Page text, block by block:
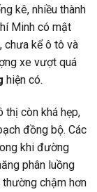
kê, nhiều thành
Minh có mật
chưa kể ô tô và
xe vượt quá
hiện có.
thị còn khá hẹp,
đồng bộ. Các
khi đường
phân luồng
chậm hơn